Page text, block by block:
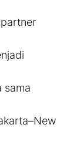
sama